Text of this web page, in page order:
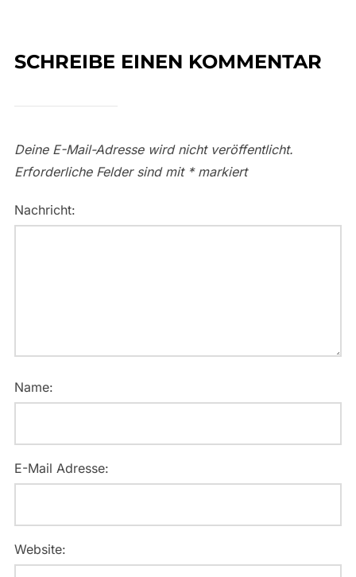
SCHREIBE EINEN KOMMENTAR
Deine E-Mail-Adresse wird nicht veröffentlicht.
Erforderliche Felder sind mit *markiert
Nachricht:
Name:
E-Mail Adresse:
Website: